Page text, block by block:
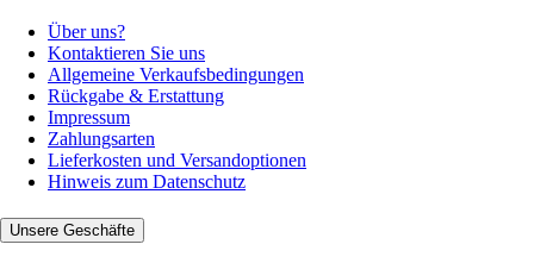
Über uns?
Kontaktieren Sie uns
Allgemeine Verkaufsbedingungen
Rückgabe & Erstattung
Impressum
Zahlungsarten
Lieferkosten und Versandoptionen
Hinweis zum Datenschutz
Unsere Geschäfte